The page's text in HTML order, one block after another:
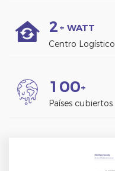
2 + WATT
Centro Logístico
1 00+
Países cubiertos